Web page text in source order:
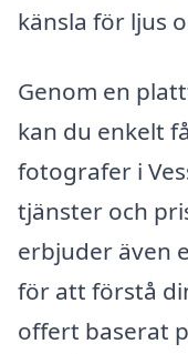
känsla för ljus
Genom en
kan du enkelt
fotografer i
tjänster och
erbjuder även
för att förstå
offert baserat